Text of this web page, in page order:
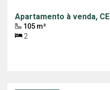
Apartamento à venda,
105 m²
2